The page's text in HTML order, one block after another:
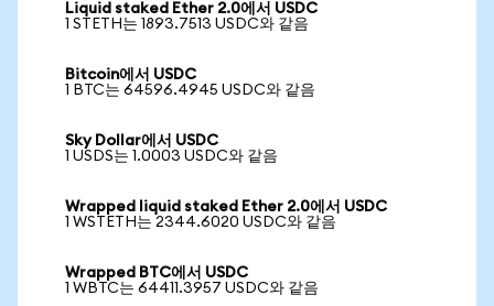
Liquid staked Ether 2.0에서 USDC
1 STETH는 1893.7513 USDC와 같음
Bitcoin에서 USDC
1 BTC는 64596.4945 USDC와 같음
Sky Dollar에서 USDC
1 USDS는 1.0003 USDC와 같음
Wrapped liquid staked Ether 2.0에서 USDC
1 WSTETH는 2344.6020 USDC와 같음
Wrapped BTC에서 USDC
1 WBTC는 64411.3957 USDC와 같음